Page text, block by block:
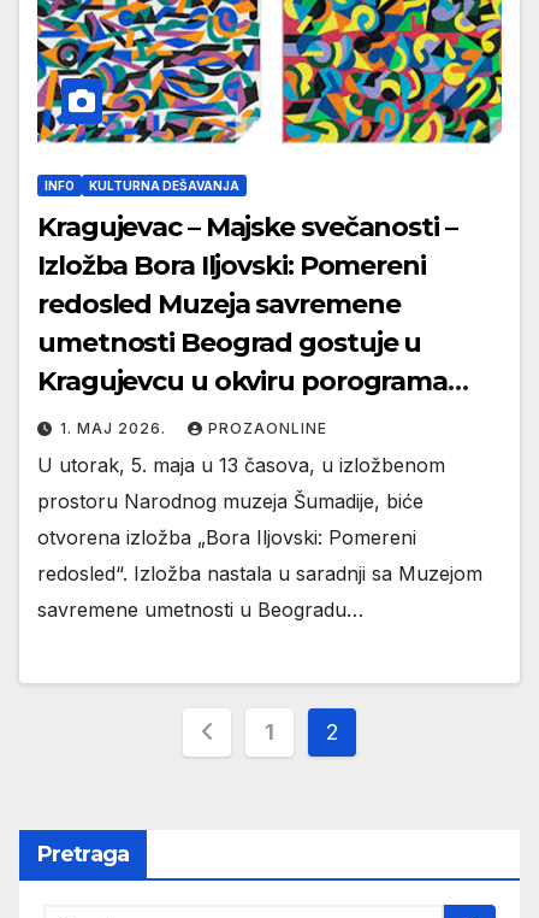
INFO KULTURNA DEŠAVANJA
Kragujevac – Majske svečanosti –
Izložba Bora Iljovski: Pomereni
redosled Muzeja savremene
umetnosti Beograd gostuje u
Kragujevcu u okviru porograma
Majske svečanosti
1. МАЈ 2026. PROZAONLINE
U utorak, 5. maja u 13 časova, u izložbenom
prostoru Narodnog muzeja Šumadije, biće
otvorena izložba „Bora Iljovski: Pomereni
redosled“. Izložba nastala u saradnji sa Muzejom
savremene umetnosti u Beogradu…
Пагинација
1 2
Pretraga